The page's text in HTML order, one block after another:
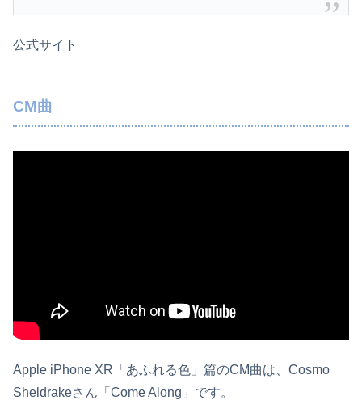
公式サイト
CM曲
Apple iPhone XR「あふれる色」篇のCM曲は、Cosmo
Sheldrakeさん「Come Along」です。